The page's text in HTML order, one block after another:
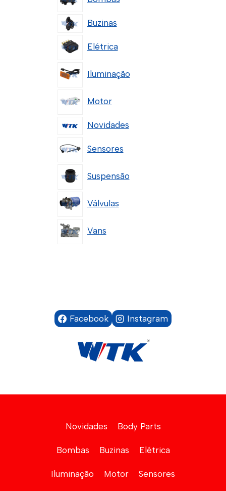
Buzinas
Elétrica
Iluminação
Motor
Novidades
Sensores
Suspensão
Válvulas
Vans
Facebook Instagram
Novidades Body Parts
Bombas Buzinas Elétrica
Iluminação Motor Sensores